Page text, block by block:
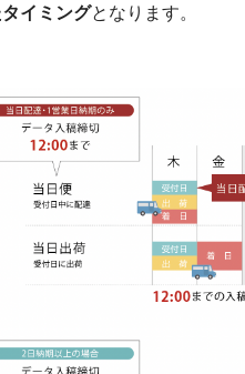
イミングとなります。